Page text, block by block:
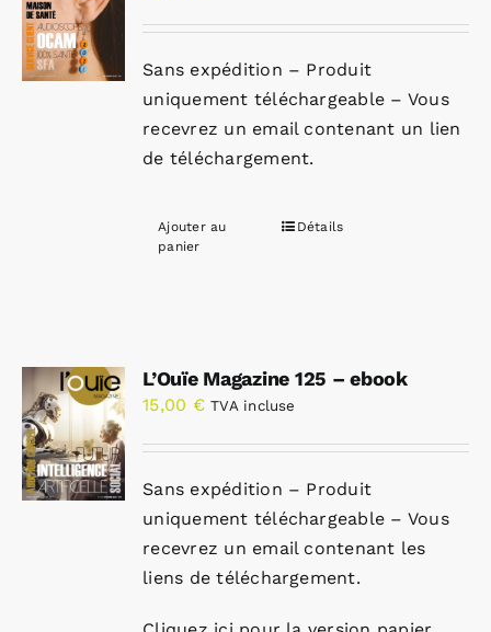
Sans expédition – Produit
uniquement téléchargeable – Vous
recevrez un email contenant un lien
de téléchargement.
Ajouter au
panier
Détails
L’Ouïe Magazine 125 – ebook
15,00 € TVA incluse
Sans expédition – Produit
uniquement téléchargeable – Vous
recevrez un email contenant les
liens de téléchargement.